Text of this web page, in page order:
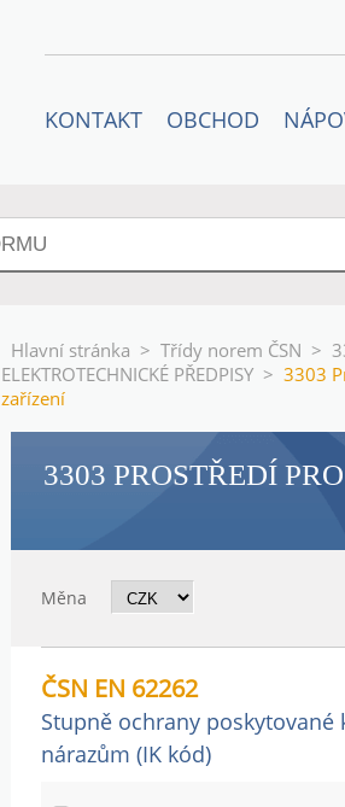
KONTAKT OBCHOD
Hlavní stránka > Třídy norem ČSN >
ELEKTROTECHNICKÉ PŘEDPISY > 3303
zařízení
3303 PROSTŘEDÍ
Měna
ČSN EN 62262
Stupně ochrany
nárazům (IK kód)